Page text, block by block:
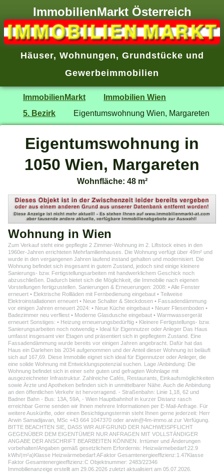
ImmobilienMarkt Österreich
Häuser, Wohnungen, Grundstücke und
Gewerbeimmobilien
ImmobilienMarkt
Immobilien Wien
5. Bezirk
Eigentumswohnung Wien, Margareten
Eigentumswohnung in
1050 Wien, Margareten
Wohnfläche: 48 m²
Wohnung in Wien
Zum Verkauf steht eine gepflegte 2 Zimmer-Wohnung im 2. Liftstock eines in den
1960er-Jahren errichteten Mehrfamilienhauses. Die Wohnung verfügt über 49m² und
wurde in den vergangenen Jahren laufend instand gehalten und modernisiert. Die
Wohnung befindet sich insgesamt in gutem Zustand, jedoch sind einige kleinere
Sanierungs- bzw. Fertigstellungsarbeiten mit handwerklichem Geschick noch
abzuschließen. Dadurch bietet sich die Möglichkeit, die Immobilie nach eigenen
Vorstellungen fertigzustellen. Sanierungen & Erneuerungen: 2008: • Alle Fenster
erneuert • Elektrische Rollläden mit Fernbedienung eingebaut • Teilweise
Elektroinstallationen erneuert • Neue Schalter & Steckdosen • Fassadendämmung
vor einigen Jahren erneuert 2024: • Neue Küche eingebaut • Neuer Fliesenboden •
Badezimmer neu verfliest • Moderne Glasdusche eingebaut • Warmwassergerät
erneuert Sonstiges: • Heizung erneuerungsbedürftig • Kleinere Fertigstellungs- bzw.
Sanierungsarbeiten noch notwendig • Ideal für Eigennutzer oder Anleger Das Haus
umfasst insgesamt vier Etagen und präsentiert sich in gepflegtem Zustand. Eine
Fassadendämmung wurde bereits vor einigen Jahren angebracht. Dafür hat das
Haus ein Darlehen bis 2034 aufgenommen und der Anteil dieser Wohnung ist beläuft
sich auf 167,69. Diese Immobilie eignet sich ideal für Eigennutzer oder Anleger, die
eine solide Wohnung mit Entwicklungspotenzial suchen. Lage /Anbindung: Die
Wohnung befindet sich in einer sehr guten und gefragten Wohnlage mit
ausgezeichneter Infrastruktur. Zahlreiche Cafés, Restaurants, Einkaufsmöglichkeiten
sowie Ärzte und Apotheken befinden sich in unmittelbarer Nähe. Auch die Anbindung
an den öffentlichen Verkehr ist hervorragend. - Straßenbahn: Linie 1,18, 62 und
Badner Bahn - Bus: 13A, 59A, - Wien Hauptbahnhof in kurzer Distanz rasch
erreichbar Gerne senden wir Ihnen mehrere Informationen per E-Mail-Anfrage. Für
weitere Auskünfte, oder einen Besichtigungstermin steht Ihnen gerne jederzeit: Herr
Arwin Samadijavan, MSc +43 664 1047370 oder arwin@4m-immo.at zur Verfügung.
BITTE BEACHTEN SIE, DASS WIR AUFGRUND DER NACHWEISPFLICHT
GEGENÜBER DEM EIGENTÜMER NUR ANFRAGEN MIT VOLLSTÄNDIGER
ANGABE DER ANSCHRIFT BEARBEITEN KÖNNEN. Irrtümer und Änderungen
vorbehalten!Angaben gemäß gesetzlichem Erfordernis: Heizwärmebedarf:22.9
kWh/(m²a)Klasse Heizwärmebedarf:AFaktor Gesamtenergieeffizienz:1.47Klasse
Faktor Gesamtenergieeffizienz:C Objektnummer: 2483/22346
Immobilienanzeige erstellt am 29.06.2026 zuletzt aktualisiert am 05.07.2026.